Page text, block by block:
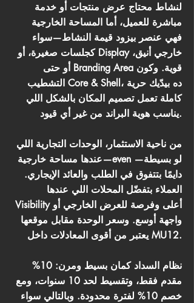
لنشاط محتاج عرض منتجات أو خدمة
مباشرة للعميل، أما المساحة الخارجية
فهي عنصر بيزود قيمة النشاط—سواء
كجلسات صغيرة، أو Display خارجي أنيق،
أو حتى Branding Area قوية. وكون
التشطيب Core & Shell، ده بيدّيك حرية
كاملة تعمل تصميم المكان بالشكل اللي
يناسب هوية البراند من غير أي قيود.
من ناحية الاستثمار، الوحدات التجارية اللي
عندها مساحة خارجية—even لو بسيطة—
دايمًا بتتفوق في الطلب والعائد الإيجاري.
العملاء بتفضّل المحلات اللي عندها
Visibility أعلى وفرصة للعرض الخارجي أو
واجهة أوسع. وسعر الوحدة مقابل موقعها
يعتبر من أقوى المعادلات داخل MU12.
نظام السداد كمان بسيط ومرن: 10%
مقدم فقط، وتقسيط لحد 10 سنوات، ومع
خصم 10% لفترة محدودة. وبالتالي سواء